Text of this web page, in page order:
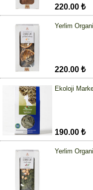
220.00 ₺
Yerlim
220.00 ₺
Ekoloji
190.00 ₺
Yerlim